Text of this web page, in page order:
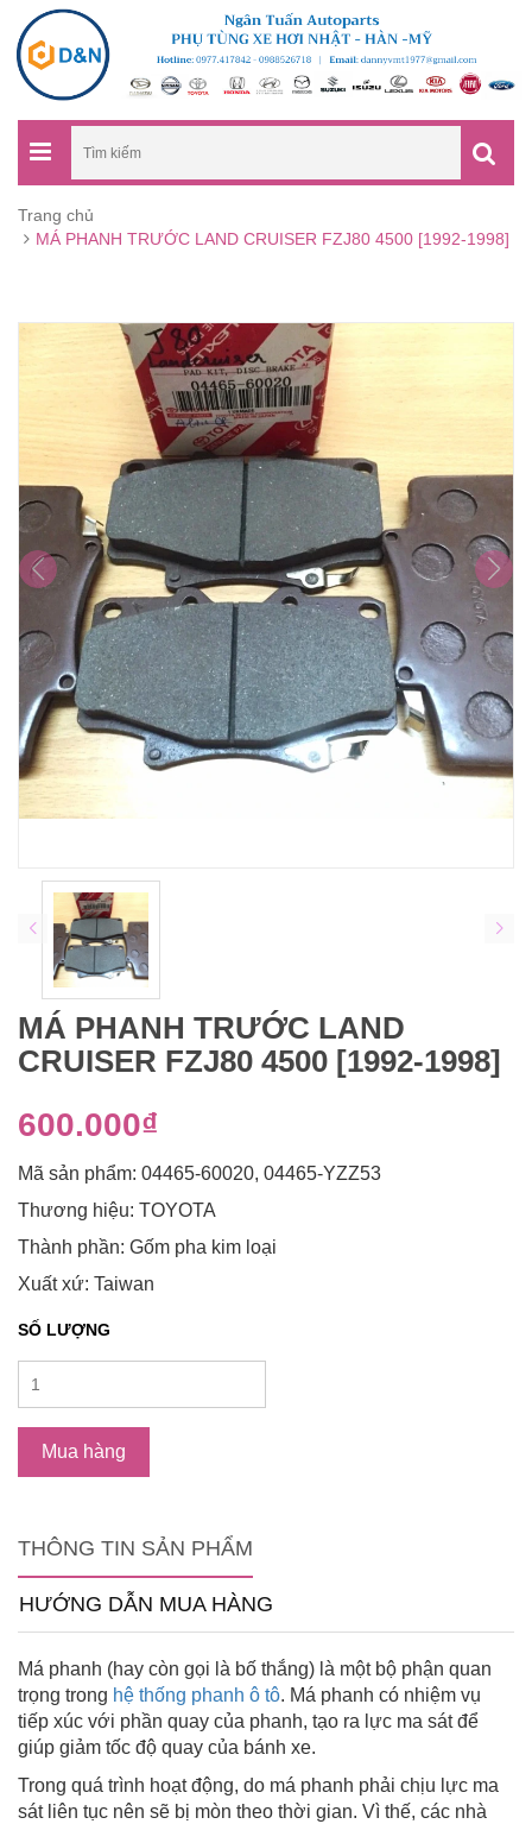
Trang chủ
MÁ PHANH TRƯỚC LAND CRUISER FZJ80 4500 [1992-1998]
MÁ PHANH TRƯỚC LAND
CRUISER FZJ80 4500 [1992-1998]
600.000₫
Mã sản phẩm: 04465-60020, 04465-YZZ53
Thương hiệu: TOYOTA
Thành phần: Gốm pha kim loại
Xuất xứ: Taiwan
SỐ LƯỢNG
Mua hàng
THÔNG TIN SẢN PHẨM
HƯỚNG DẪN MUA HÀNG
Má phanh (hay còn gọi là bố thắng) là một bộ phận quan
trọng trong hệ thống phanh ô tô. Má phanh có nhiệm vụ
tiếp xúc với phần quay của phanh, tạo ra lực ma sát để
giúp giảm tốc độ quay của bánh xe.
Trong quá trình hoạt động, do má phanh phải chịu lực ma
sát liên tục nên sẽ bị mòn theo thời gian. Vì thế, các nhà